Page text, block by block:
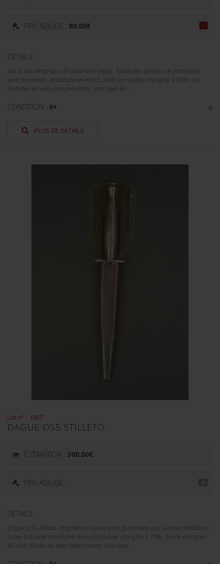
PRIX ADJUGÉ : 80.00€
DÉTAILS :
Sac à dos Bergham. En forte toile beige. Toutes les sangles de fermeture
sont présentes. Armature en métal, dans sa couleur d'origine à 80%. Les
bretelles en web sont présentes, ainsi que les...
CONDITION : II+
PLUS DE DÉTAILS
Lot n° : 1087
DAGUE OSS STILLETO.
ESTIMATION : 300.00€
PRIX ADJUGÉ : -
DÉTAILS :
Dague OSS Stileto. Poignée en cuivre strié, fortement usé. Garde métallique.
Lame à double tranchant dans sa couleur d'origine à 70%. Garde marquée
B2 avec flèche du War Department. Fourreau...